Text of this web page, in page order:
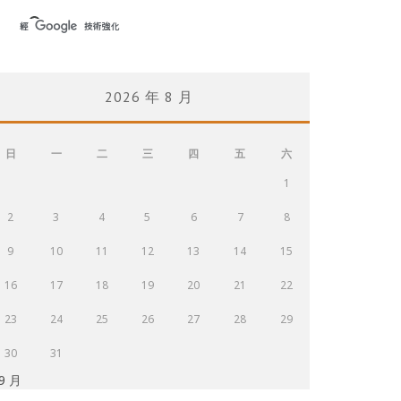
2026 年 8 月
日 一 二 三 四 五
六
1
2 3 4 5 6 7 8
9 10 11 12 13 14 15
16 17 18 19 20 21 22
23 24 25 26 27 28 29
30 31
月